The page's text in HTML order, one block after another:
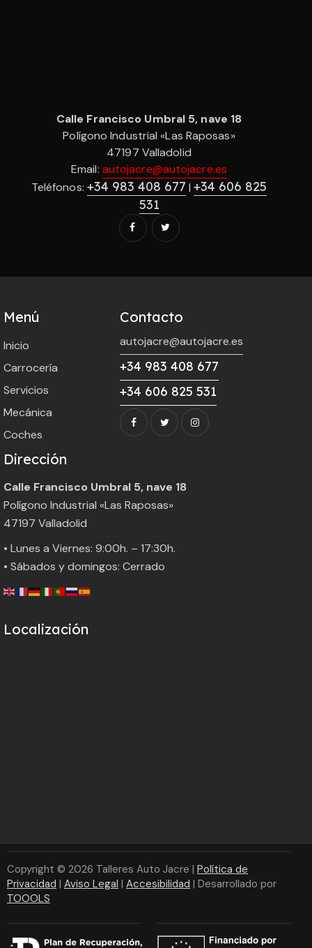
Calle Francisco Umbral 5, nave 18
Polígono Industrial «Las Raposas»
47197 Valladolid
Email: autojacre@autojacre.es
Teléfonos: +34 983 408 677 |+34 606 825
531
Menú
Inicio
Carrocería
Servicios
Mecánica
Coches
Contacto
autojacre@autojacre.es
+34 983 408 677
+34 606 825 531
Dirección
Calle Francisco Umbral 5, nave 18
Polígono Industrial «Las Raposas»
47197 Valladolid
• Lunes a Viernes: 9:00h. – 17:30h.
• Sábados y domingos: Cerrado
Localización
Copyright © 2026 Talleres Auto Jacre | Política de
Privacidad | Aviso Legal | Accesibilidad | Desarrollado por
TOOOLS